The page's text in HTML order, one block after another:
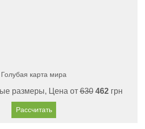
Голубая карта мира
размеры, Цена от630 462грн
Рассчитать